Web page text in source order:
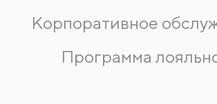
Корпоративное
Программа